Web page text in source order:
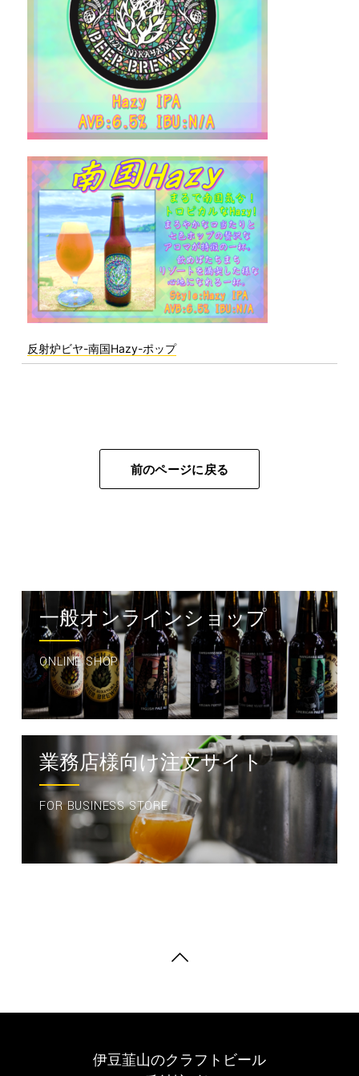
反射炉ビヤ-南国Hazy-ポップ
前のページに戻る
一般オンラインショップ
ONLINE SHOP
業務店様向け注文サイト
FOR BUSINESS STORE
伊豆韮山のクラフトビール